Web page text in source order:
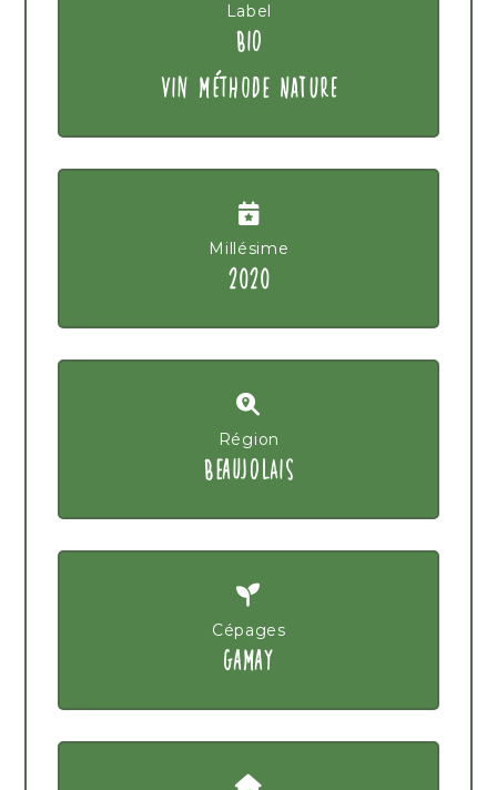
Label
BIO
VIN MÉTHODE NATURE
Millésime
2020
Région
BEAUJOLAIS
Cépages
GAMAY